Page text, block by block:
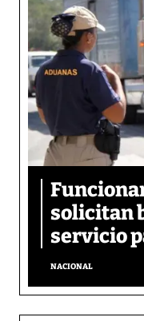
solicitan
servicio
NACIONAL